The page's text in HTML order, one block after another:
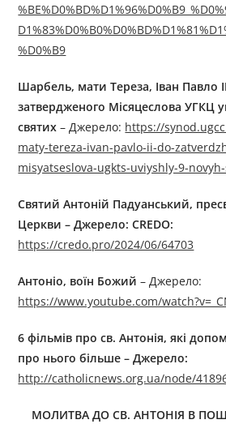
%D0%B9
Шарбель, мати Тереза, Іван Павло
затвердженого Місяцеслова УГКЦ
святих – Джерелo: https://
maty-tereza-ivan-pavlo-ii-do-
misyatseslova-ugkts-uviyshly-9-
Святий Антоній Падуанський,
Церкви – Джерело:CREDO:
https://credo.pro/2024/06/64703
Антоніо, воїн Божий – Джерелo:
https://www.youtube.com/
6 фільмів про св. Антонія, які
про нього більше – Джерелo:
http://catholicnews.org.ua/node/
МОЛИТВА ДО СВ. АНТОНІЯ В